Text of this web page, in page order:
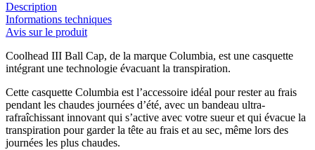
Description
Informations techniques
Avis sur le produit
Coolhead III Ball Cap, de la marque Columbia, est une casquette
intégrant une technologie évacuant la transpiration.
Cette casquette Columbia est l’accessoire idéal pour rester au frais
pendant les chaudes journées d’été, avec un bandeau ultra-
rafraîchissant innovant qui s’active avec votre sueur et qui évacue la
transpiration pour garder la tête au frais et au sec, même lors des
journées les plus chaudes.